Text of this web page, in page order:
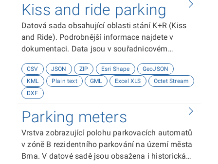
Kiss and ride parking
Datová sada obsahující oblasti stání K+R (Kiss
and Ride). Podrobnější informace najdete v
dokumentaci. Data jsou v souřadnicovém
CSV JSON ZIP Esri Shape
GeoJSON
KML
Plain text GML Excel XLS
Octet Stream
DXF
Parking meters
Vrstva zobrazující polohu parkovacích automatů
v zóně B rezidentního parkování na území města
Brna. V datové sadě jsou obsažena i historická